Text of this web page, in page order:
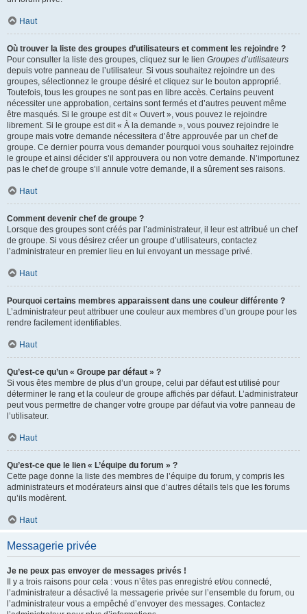
Haut
Où trouver la liste des groupes d’utilisateurs et comment les rejoindre ?
Pour consulter la liste des groupes, cliquez sur le lien Groupes d’utilisateurs
depuis votre panneau de l’utilisateur. Si vous souhaitez rejoindre un des
groupes, sélectionnez le groupe désiré et cliquez sur le bouton approprié.
Toutefois, tous les groupes ne sont pas en libre accès. Certains peuvent
nécessiter une approbation, certains sont fermés et d’autres peuvent même
être masqués. Si le groupe est dit « Ouvert », vous pouvez le rejoindre
librement. Si le groupe est dit « À la demande », vous pouvez rejoindre le
groupe mais votre demande nécessitera d’être approuvée par un chef de
groupe. Ce dernier pourra vous demander pourquoi vous souhaitez rejoindre
le groupe et ainsi décider s’il approuvera ou non votre demande. N’importunez
pas le chef de groupe s’il annule votre demande, il a sûrement ses raisons.
Haut
Comment devenir chef de groupe ?
Lorsque des groupes sont créés par l’administrateur, il leur est attribué un chef
de groupe. Si vous désirez créer un groupe d’utilisateurs, contactez
l’administrateur en premier lieu en lui envoyant un message privé.
Haut
Pourquoi certains membres apparaissent dans une couleur différente ?
L’administrateur peut attribuer une couleur aux membres d’un groupe pour les
rendre facilement identifiables.
Haut
Qu’est-ce qu’un « Groupe par défaut » ?
Si vous êtes membre de plus d’un groupe, celui par défaut est utilisé pour
déterminer le rang et la couleur de groupe affichés par défaut. L’administrateur
peut vous permettre de changer votre groupe par défaut via votre panneau de
l’utilisateur.
Haut
Qu’est-ce que le lien « L’équipe du forum » ?
Cette page donne la liste des membres de l’équipe du forum, y compris les
administrateurs et modérateurs ainsi que d’autres détails tels que les forums
qu’ils modèrent.
Haut
Messagerie privée
Je ne peux pas envoyer de messages privés !
Il y a trois raisons pour cela : vous n’êtes pas enregistré et/ou connecté,
l’administrateur a désactivé la messagerie privée sur l’ensemble du forum, ou
l’administrateur vous a empêché d’envoyer des messages. Contactez